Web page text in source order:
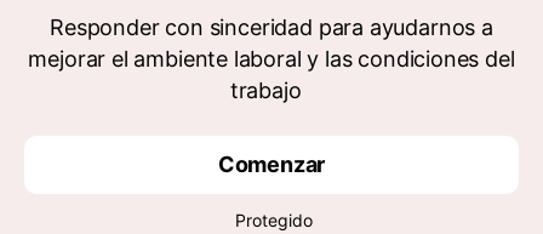
Responder con sinceridad para ayudarnos a
mejorar el ambiente laboral y las condiciones del
trabajo
Comenzar
Protegido